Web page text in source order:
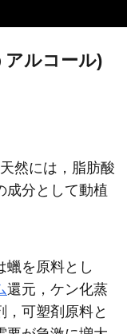
アルコール)
然には，脂肪酸
成分として動植
蠟を原料とし
還元，ケン化蒸
，可塑剤原料と